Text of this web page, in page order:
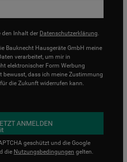
den Inhalt der Datenschutzerklärung.
Bauknecht Hausgeräte GmbH meine
verarbeitet, um mir in
elektronischer Form Werbung
bewusst, dass ich meine Zustimmung
die Zukunft widerrufen kann.
ANMELDEN
geschützt und die Google
die Nutzungsbedingungen gelten.